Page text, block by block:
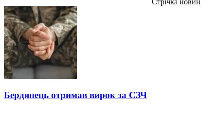
Стрічка новин
Бердянець отримав вирок за СЗЧ